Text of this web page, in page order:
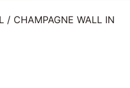
/ CHAMPAGNE WALL IN